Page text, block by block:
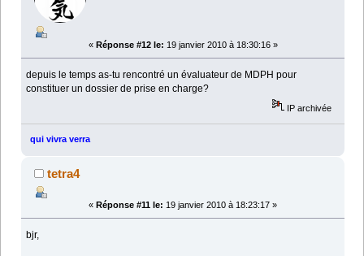
« Réponse #12 le: 19 janvier 2010 à 18:30:16 »
depuis le temps as-tu rencontré un évaluateur de MDPH pour
constituer un dossier de prise en charge?
IP archivée
qui vivra verra
tetra4
« Réponse #11 le: 19 janvier 2010 à 18:23:17 »
bjr,